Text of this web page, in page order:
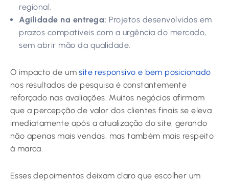
regional.
Agilidade na entrega: Projetos desenvolvidos em
prazos compatíveis com a urgência do mercado,
sem abrir mão da qualidade.
O impacto de umsite responsivo e bem posicionado
nos resultados de pesquisa é constantemente
reforçado nas avaliações. Muitos negócios afirmam
que a percepção de valor dos clientes finais se eleva
imediatamente após a atualização do site, gerando
não apenas mais vendas, mas também mais respeito
à marca.
Esses depoimentos deixam claro que escolher um